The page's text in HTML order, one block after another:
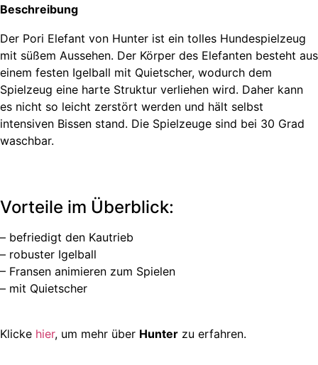
Beschreibung
Der Pori Elefant von Hunter ist ein tolles Hundespielzeug
mit süßem Aussehen. Der Körper des Elefanten besteht aus
einem festen Igelball mit Quietscher, wodurch dem
Spielzeug eine harte Struktur verliehen wird. Daher kann
es nicht so leicht zerstört werden und hält selbst
intensiven Bissen stand. Die Spielzeuge sind bei 30 Grad
waschbar.
Vorteile im Überblick:
– befriedigt den Kautrieb
– robuster Igelball
– Fransen animieren zum Spielen
– mit Quietscher
Klicke hier, um mehr über Hunter zu erfahren.